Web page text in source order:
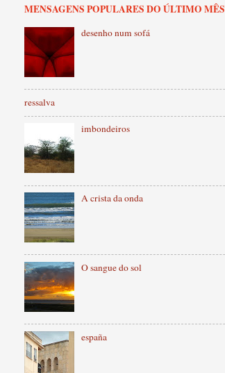
MENSAGENS POPULARES DO ÚLTIMO MÊS
desenho num sofá
ressalva
imbondeiros
A crista da onda
O sangue do sol
españa